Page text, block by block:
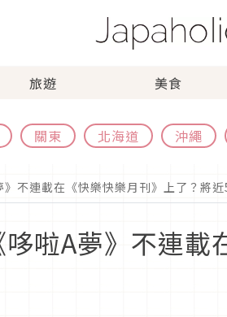
旅遊 美食
關東 北海道 沖繩
不連載在《快樂快樂月刊》上了？將
啦A夢》不連